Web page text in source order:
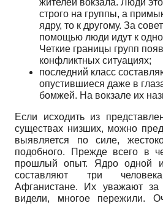
строго на группы, а
ядру, то к другому. За
помощью люди идут к
Четкие границы групп
конфликтных ситуациях;
последний класс
опустившиеся даже в
бомжей. На вокзале их
Если исходить из
существах низших, можно
выявляется по силе,
подобного. Прежде всего в
прошлый опыт. Ядро одной
составляют три
Афганистане. Их уважают
видели, многое пережили.